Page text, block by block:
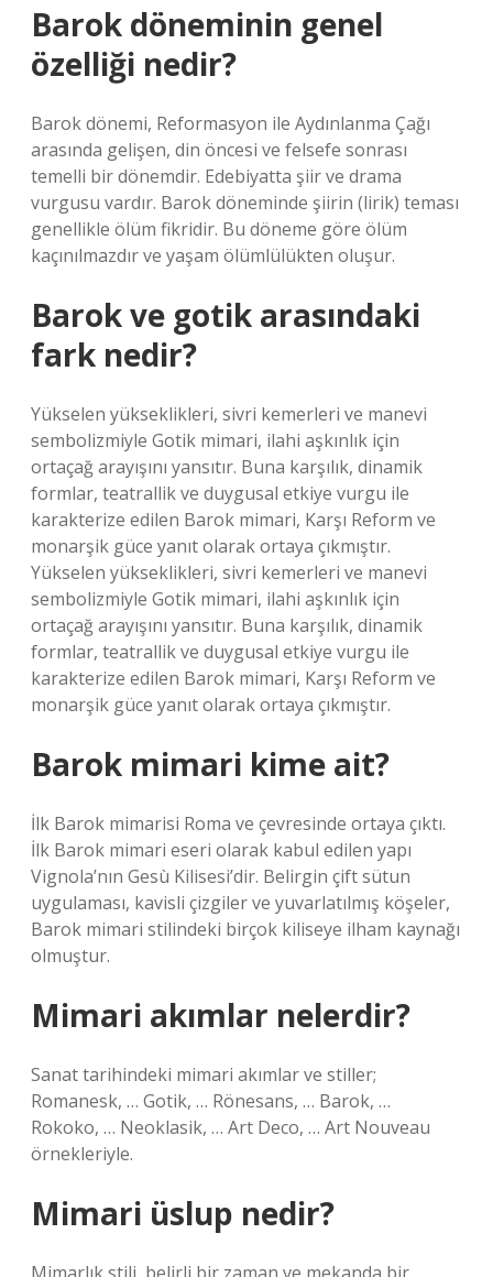
Barok döneminin genel
özelliği nedir?
Barok dönemi, Reformasyon ile Aydınlanma Çağı
arasında gelişen, din öncesi ve felsefe sonrası
temelli bir dönemdir. Edebiyatta şiir ve drama
vurgusu vardır. Barok döneminde şiirin (lirik) teması
genellikle ölüm fikridir. Bu döneme göre ölüm
kaçınılmazdır ve yaşam ölümlülükten oluşur.
Barok ve gotik arasındaki
fark nedir?
Yükselen yükseklikleri, sivri kemerleri ve manevi
sembolizmiyle Gotik mimari, ilahi aşkınlık için
ortaçağ arayışını yansıtır. Buna karşılık, dinamik
formlar, teatrallik ve duygusal etkiye vurgu ile
karakterize edilen Barok mimari, Karşı Reform ve
monarşik güce yanıt olarak ortaya çıkmıştır.
Yükselen yükseklikleri, sivri kemerleri ve manevi
sembolizmiyle Gotik mimari, ilahi aşkınlık için
ortaçağ arayışını yansıtır. Buna karşılık, dinamik
formlar, teatrallik ve duygusal etkiye vurgu ile
karakterize edilen Barok mimari, Karşı Reform ve
monarşik güce yanıt olarak ortaya çıkmıştır.
Barok mimari kime ait?
İlk Barok mimarisi Roma ve çevresinde ortaya çıktı.
İlk Barok mimari eseri olarak kabul edilen yapı
Vignola’nın Gesù Kilisesi’dir. Belirgin çift sütun
uygulaması, kavisli çizgiler ve yuvarlatılmış köşeler,
Barok mimari stilindeki birçok kiliseye ilham kaynağı
olmuştur.
Mimari akımlar nelerdir?
Sanat tarihindeki mimari akımlar ve stiller;
Romanesk, … Gotik, … Rönesans, … Barok, …
Rokoko, … Neoklasik, … Art Deco, … Art Nouveau
örnekleriyle.
Mimari üslup nedir?